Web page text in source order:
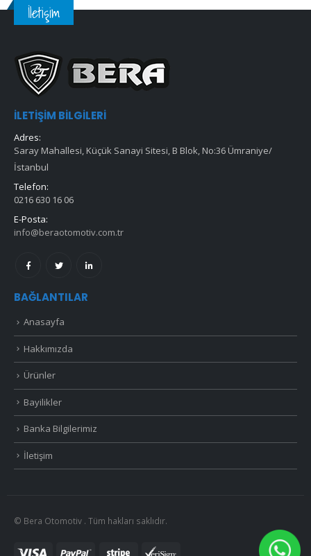
İletişim
İLETIŞIM BILGILERI
Adres:
Saray Mahallesi, Küçük Sanayi Sitesi, B Blok, No:36 Ümraniye/
İstanbul
Telefon:
0216 630 16 06
E-Posta:
info@beraotomotiv.com.tr
BAĞLANTILAR
Anasayfa
Hakkımızda
Ürünler
Bayilikler
Banka Bilgilerimiz
İletişim
© Bera Otomotiv . Tüm hakları saklıdır.